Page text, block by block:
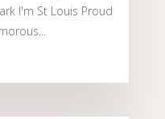
I'm St Louis Proud